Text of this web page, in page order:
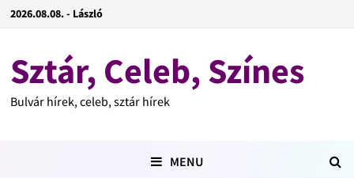
2026.08.08. - László
Sztár, Celeb, Színes
Bulvár hírek, celeb, sztár hírek
MENU